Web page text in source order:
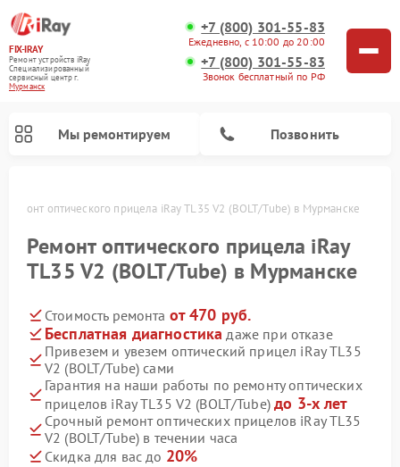
FIX-IRAY
Ремонт устройств iRay
Специализированный
cервисный центр г.
Мурманск
+7 (800) 301-55-83
Ежедневно, с 10:00 до 20:00
+7 (800) 301-55-83
Звонок бесплатный по РФ
Мы ремонтируем Позвонить
Ремонт оптического прицела iRay TL35 V2 (BOLT/Tube) в Мурманске
Ремонт оптического прицела iRay
TL35 V2 (BOLT/Tube) в Мурманске
Стоимость ремонта от 470 руб.
Бесплатная диагностика даже при отказе
Привезем и увезем оптический прицел iRay TL35
V2 (BOLT/Tube) сами
Гарантия на наши работы по ремонту оптических
прицелов iRay TL35 V2 (BOLT/Tube)до 3-х лет
Срочный ремонт оптических прицелов iRay TL35
V2 (BOLT/Tube) в течении часа
Скидка для вас до 20%